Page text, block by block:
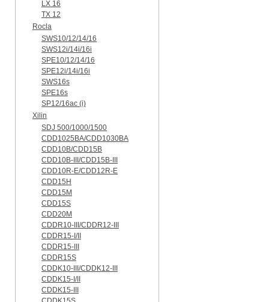
LX 16
TX 12
Rocla
SWS10/12/14/16
SWS12i/14i/16i
SPE10/12/14/16
SPE12i/14i/16i
SWS16s
SPE16s
SP12/16ac (i)
Xilin
SDJ 500/1000/1500
CDD1025BA/CDD1030BA
CDD10B/CDD15B
CDD10B-III/CDD15B-III
CDD10R-E/CDD12R-E
CDD15H
CDD15M
CDD15S
CDD20M
CDDR10-III/CDDR12-III
CDDR15-I/II
CDDR15-III
CDDR15S
CDDK10-III/CDDK12-III
CDDK15-I/II
CDDK15-III